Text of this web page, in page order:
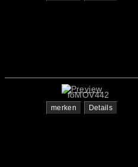
foMOV442
merken Details